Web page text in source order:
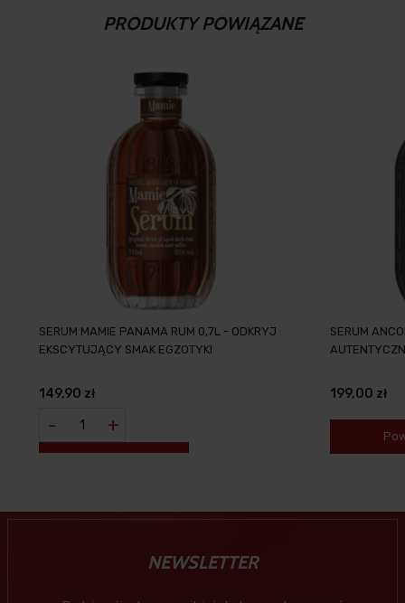
PRODUKTY POWIĄZANE
SERUM MAMIE PANAMA RUM 0,7L - ODKRYJ
EKSCYTUJĄCY SMAK EGZOTYKI
149,90 zł
- +
SERUM
199,00 zł
NEWSLETTER